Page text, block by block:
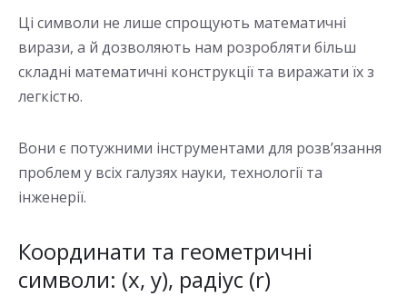
Ці символи не лише спрощують математичні
вирази, а й дозволяють нам розробляти більш
складні математичні конструкції та виражати їх з
легкістю.
Вони є потужними інструментами для розв’язання
проблем у всіх галузях науки, технології та
інженерії.
Координати та геометричні
символи: (x, y), радіус (r)